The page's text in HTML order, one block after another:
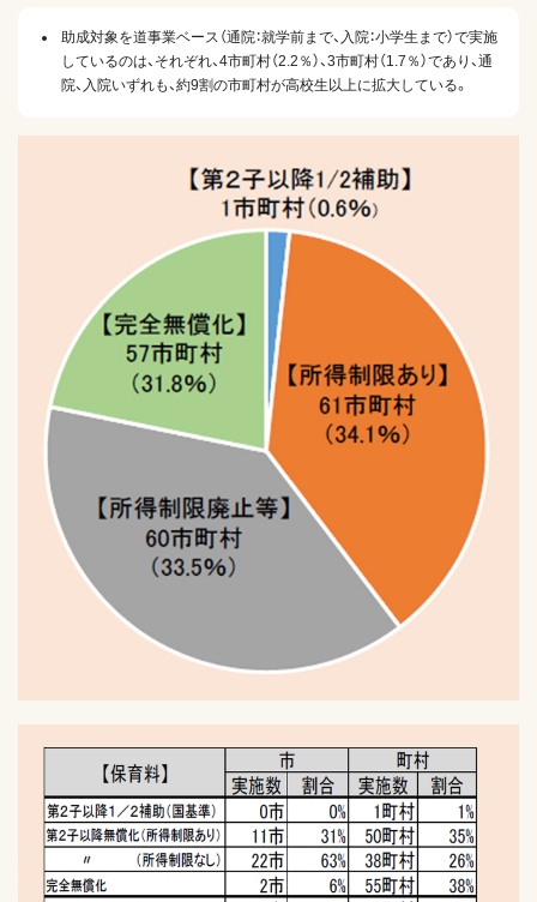
助成対象を道事業ベース（通院：就学前まで、入院：小学生まで）で実施
しているのは、それぞれ、4市町村（2.2％）、3市町村（1.7％）であり、通
院、入院いずれも、約9割の市町村が高校生以上に拡大している。